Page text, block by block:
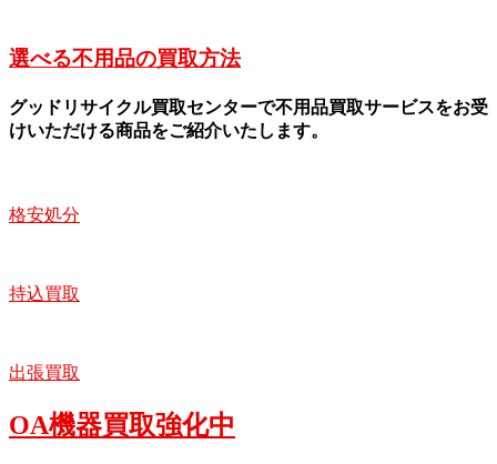
選べる不用品の買取方法
グッドリサイクル買取センターで不用品買取サービスをお受
けいただける商品をご紹介いたします。
格安処分
持込買取
出張買取
OA機器買取強化中